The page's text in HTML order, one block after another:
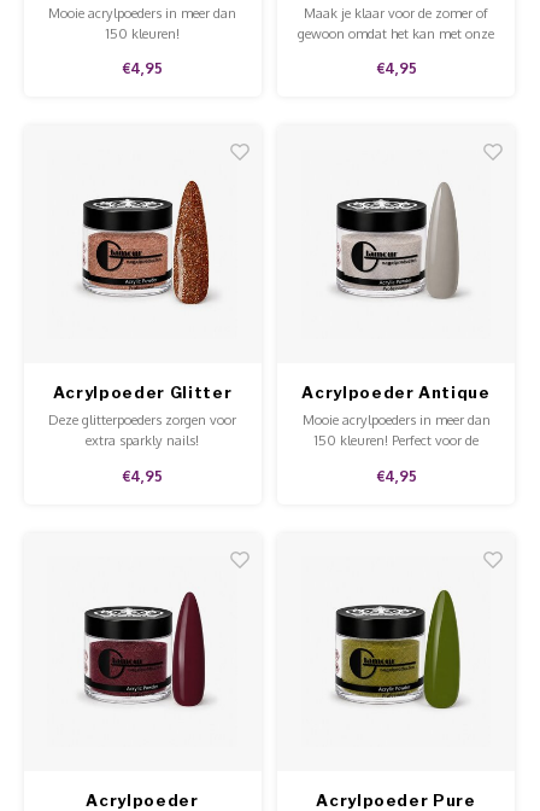
Bear
Mooie acrylpoeders in meer dan
150 kleuren!
€4,95
Bright Light Orange
Maak je klaar voor de zomer of
gewoon omdat het kan met onze
Beschikbaar in diverse kleuren en
€4,95
Acrylpoeder Glitter
Me & You
Deze glitterpoeders zorgen voor
extra sparkly nails!
€4,95
Acrylpoeder Antique
Grey
Mooie acrylpoeders in meer dan
150 kleuren! Perfect voor de
gebruik in de salon. Goede
€4,95
Acrylpoeder
Acrylpoeder Pure